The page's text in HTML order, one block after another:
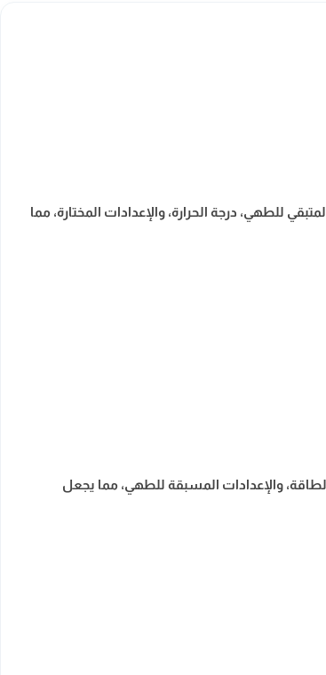
المتبقي للطهي، درجة الحرارة، والإعدادات المختارة، مما
والإعدادات المسبقة للطهي، مما يجعل